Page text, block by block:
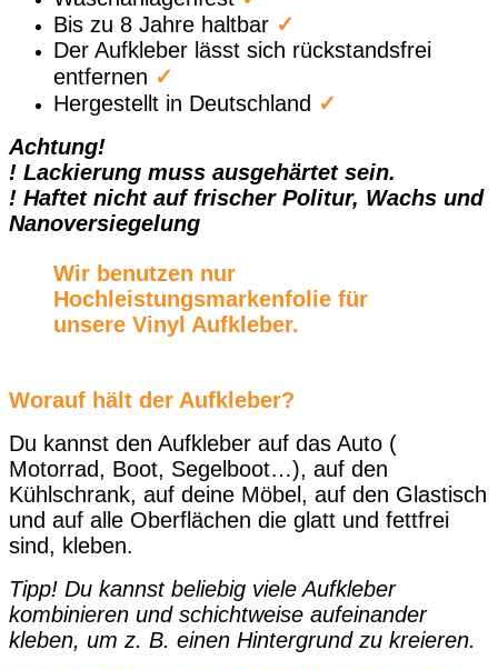
Bis zu 8 Jahre haltbar ✓
Der Aufkleber lässt sich rückstandsfrei
entfernen ✓
Hergestellt in Deutschland ✓
Achtung!
! Lackierung muss ausgehärtet sein.
! Haftet nicht auf frischer Politur, Wachs und
Nanoversiegelung
Wir benutzen nur
Hochleistungsmarkenfolie für
unsere Vinyl Aufkleber.
Worauf hält der Aufkleber?
Du kannst den Aufkleber auf das Auto (
Motorrad, Boot, Segelboot…), auf den
Kühlschrank, auf deine Möbel, auf den Glastisch
und auf alle Oberflächen die glatt und fettfrei
sind, kleben.
Tipp! Du kannst beliebig viele Aufkleber
kombinieren und schichtweise aufeinander
kleben, um z. B. einen Hintergrund zu kreieren.